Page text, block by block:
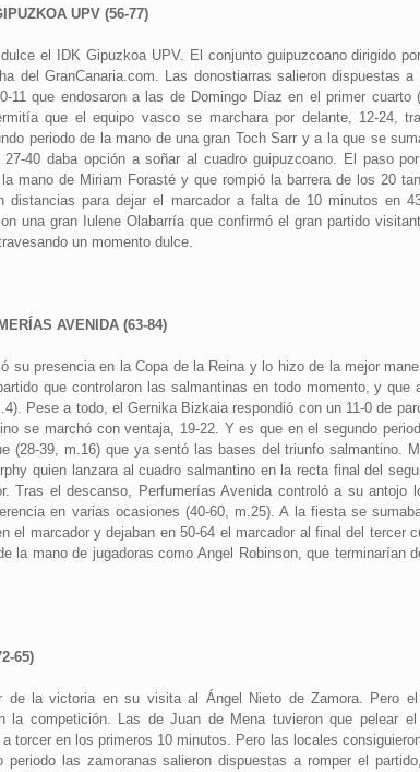
UPV (56-77)
el IDK Gipuzkoa UPV. El conjunto guipuzcoano dirigido
del GranCanaria.com. Las donostiarras salieron dispuestas
11 que endosaron a las de Domingo Díaz en el primer cuarto
que el equipo vasco se marchara por delante, 12-24,
periodo de la mano de una gran Toch Sarr y a la que se
40 daba opción a soñar al cuadro guipuzcoano. El paso
mano de Miriam Forasté y que rompió la barrera de los 20
distancias para dejar el marcador a falta de 10 minutos en
una gran Iulene Olabarría que confirmó el gran partido
un momento dulce.
AVENIDA (63-84)
su presencia en la Copa de la Reina y lo hizo de la mejor
que controlaron las salmantinas en todo momento, y
Pese a todo, el Gernika Bizkaia respondió con un 11-0 de
se marchó con ventaja, 19-22. Y es que en el segundo
(28-39, m.16) que ya sentó las bases del triunfo salmantino.
quien lanzara al cuadro salmantino en la recta final del
Tras el descanso, Perfumerías Avenida controló a su antojo
en varias ocasiones (40-60, m.25). A la fiesta se
el marcador y dejaban en 50-64 el marcador al final del tercer
la mano de jugadoras como Angel Robinson, que terminarían
65)
de la victoria en su visita al Ángel Nieto de Zamora. Pero
la competición. Las de Juan de Mena tuvieron que pelear
torcer en los primeros 10 minutos. Pero las locales
periodo las zamoranas salieron dispuestas a romper el